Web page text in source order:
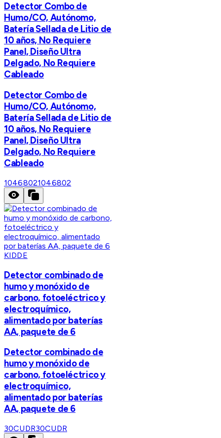
Detector Combo de
Humo/CO, Autónomo,
Batería Sellada de Litio de
10 años, No Requiere
Panel, Diseño Ultra
Delgado, No Requiere
Cableado
Detector Combo de
Humo/CO, Autónomo,
Batería Sellada de Litio de
10 años, No Requiere
Panel, Diseño Ultra
Delgado, No Requiere
Cableado
10468021046802
KIDDE
Detector combinado de
humo y monóxido de
carbono, fotoeléctrico y
electroquímico,
alimentado por baterías
AA, paquete de 6
Detector combinado de
humo y monóxido de
carbono, fotoeléctrico y
electroquímico,
alimentado por baterías
AA, paquete de 6
30CUDR30CUDR